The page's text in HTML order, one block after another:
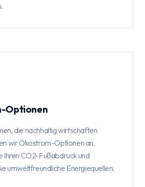
Optionen
die nachhaltig wirtschaften
wir Ökostrom-Optionen an.
Ihren CO2-Fußabdruck und
umweltfreundliche Energiequellen.